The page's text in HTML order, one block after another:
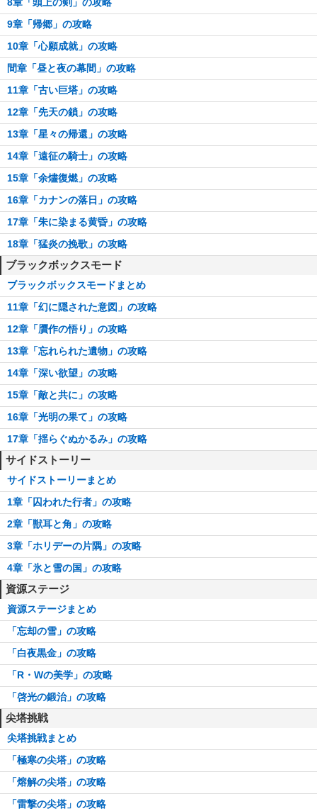
9章「帰郷」の攻略
10章「心願成就」の攻略
間章「昼と夜の幕間」の攻略
11章「古い巨塔」の攻略
12章「先天の鎖」の攻略
13章「星々の帰還」の攻略
14章「遠征の騎士」の攻略
15章「余燼復燃」の攻略
16章「カナンの落日」の攻略
17章「朱に染まる黄昏」の攻略
18章「猛炎の挽歌」の攻略
ブラックボックスモード
ブラックボックスモードまとめ
11章「幻に隠された意図」の攻略
12章「贋作の悟り」の攻略
13章「忘れられた遺物」の攻略
14章「深い欲望」の攻略
15章「敵と共に」の攻略
16章「光明の果て」の攻略
17章「揺らぐぬかるみ」の攻略
サイドストーリー
サイドストーリーまとめ
1章「囚われた行者」の攻略
2章「獣耳と角」の攻略
3章「ホリデーの片隅」の攻略
4章「氷と雪の国」の攻略
資源ステージ
資源ステージまとめ
「忘却の雪」の攻略
「白夜黒金」の攻略
「R・Wの美学」の攻略
「啓光の鍛治」の攻略
尖塔挑戦
尖塔挑戦まとめ
「極寒の尖塔」の攻略
「熔解の尖塔」の攻略
「雷撃の尖塔」の攻略